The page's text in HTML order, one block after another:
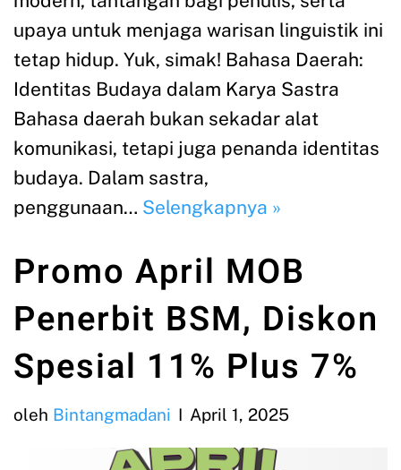
upaya untuk menjaga warisan linguistik ini
tetap hidup. Yuk, simak! Bahasa Daerah:
Identitas Budaya dalam Karya Sastra
Bahasa daerah bukan sekadar alat
komunikasi, tetapi juga penanda identitas
budaya. Dalam sastra,
penggunaan… Selengkapnya »
Promo April MOB
Penerbit BSM, Diskon
Spesial 11% Plus 7%
oleh Bintangmadani April 1, 2025